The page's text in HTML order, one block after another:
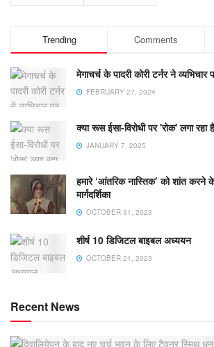
Trending Comments
मेगाचर्च के पादरी कोरी टर्नर ने
FEBRUARY 27, 2024
क्या रूस ईसा-विरोधी पर 'रोक' लगा रहा
JANUARY 7, 2025
हमारे ‘आंतरिक नास्तिक’ को शांत करने
मार्गदर्शिका
OCTOBER 31, 2023
शीर्ष 10 डिजिटल बाइबल अध्ययन
OCTOBER 21, 2023
Recent News